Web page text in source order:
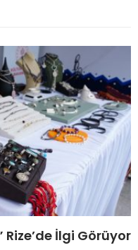
İlgi Görüyor